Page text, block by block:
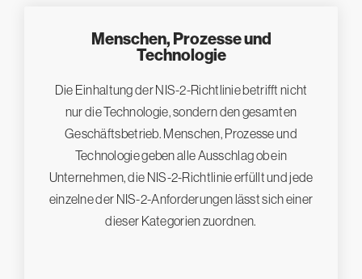
Menschen, Prozesse und
Technologie
Die Einhaltung der NIS-2-Richtlinie betrifft nicht
nur die Technologie, sondern den gesamten
Geschäftsbetrieb. Menschen, Prozesse und
Technologie geben alle Ausschlag ob ein
Unternehmen, die NIS-2-Richtlinie erfüllt und jede
einzelne der NIS-2-Anforderungen lässt sich einer
dieser Kategorien zuordnen.